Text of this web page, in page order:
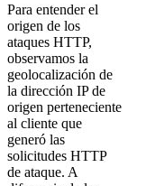
Para entender el
origen de los
ataques HTTP,
observamos la
geolocalización de
la dirección IP de
origen perteneciente
al cliente que
generó las
solicitudes HTTP
de ataque. A